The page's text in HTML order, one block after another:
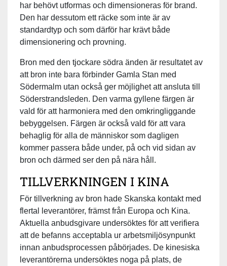
har behövt utformas och dimensioneras för brand.
Den har dessutom ett räcke som inte är av
standardtyp och som därför har krävt både
dimensionering och provning.
Bron med den tjockare södra änden är resultatet av
att bron inte bara förbinder Gamla Stan med
Södermalm utan också ger möjlighet att ansluta till
Söderstrandsleden. Den varma gyllene färgen är
vald för att harmoniera med den omkringliggande
bebyggelsen. Färgen är också vald för att vara
behaglig för alla de människor som dagligen
kommer passera både under, på och vid sidan av
bron och därmed ser den på nära håll.
TILLVERKNINGEN I KINA
För tillverkning av bron hade Skanska kontakt med
flertal leverantörer, främst från Europa och Kina.
Aktuella anbudsgivare undersöktes för att verifiera
att de befanns acceptabla ur arbetsmiljösynpunkt
innan anbudsprocessen påbörjades. De kinesiska
leverantörerna undersöktes noga på plats, de